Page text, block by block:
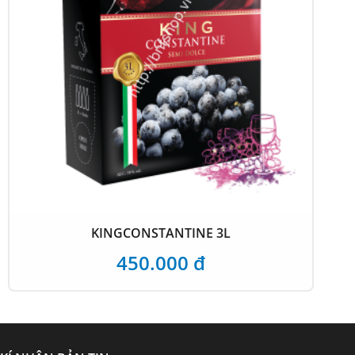
X EDIZIONE LIMITATA
2.225.000 đ